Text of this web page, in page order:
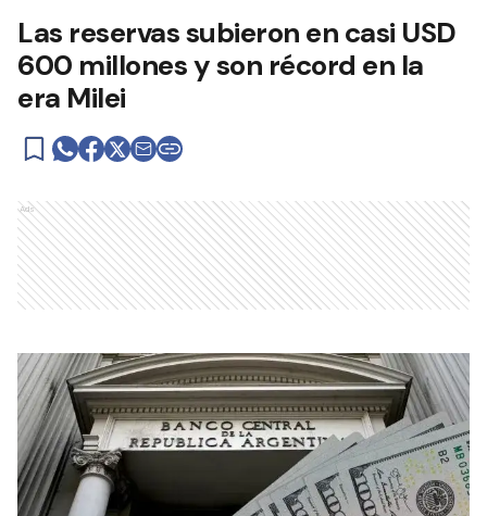
Las reservas subieron en casi USD
600 millones y son récord en la
era Milei
Ads